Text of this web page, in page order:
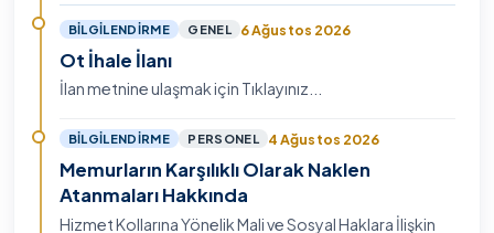
mekanizmala…
BILGILENDIRME GENEL 6 Ağustos 2026
Ot İhale İlanı
İlan metnine ulaşmak için Tıklayınız...
BILGILENDIRME PERSONEL 4 Ağustos 2026
Memurların Karşılıklı Olarak Naklen
Atanmaları Hakkında
Hizmet Kollarına Yönelik Mali ve Sosyal Haklara İlişkin